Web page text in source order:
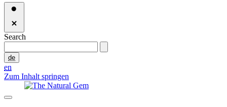
Search
de
en
Zum Inhalt springen